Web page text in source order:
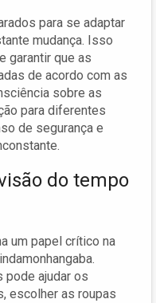
para se adaptar
mudança. Isso
garantir que as
de acordo com as
sobre as
para diferentes
de segurança e
do tempo
um papel crítico na
pode ajudar os
escolher as roupas